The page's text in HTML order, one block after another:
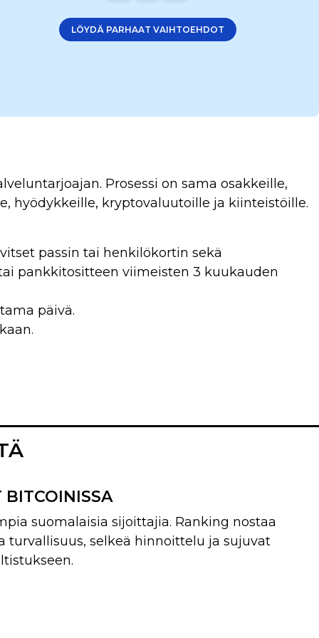
LÖYDÄ PARHAAT VAIHTOEHDOT
Prosessi on sama osakkeille,
hyödykkeille, kryptovaluutoille ja kiinteistöille.
passin tai henkilökortin sekä
pankkitositteen viimeisten 3 kuukauden
päivä.
BITCOINISSA
suomalaisia sijoittajia. Ranking nostaa
turvallisuus, selkeä hinnoittelu ja sujuvat